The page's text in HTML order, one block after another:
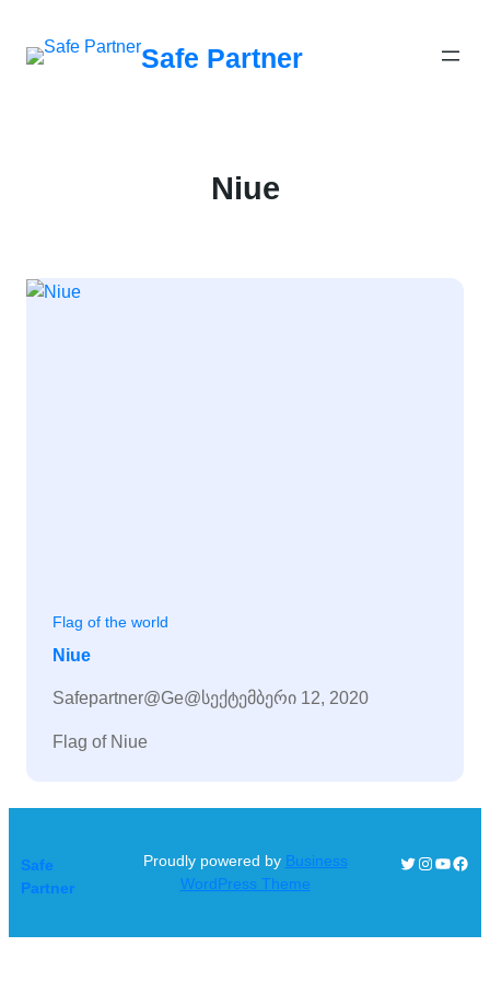
გადასვლა
Safe Partner
Niue
Flag of the world
Niue
Safepartner@ge@სექტემბერი 12, 2020
Flag of Niue
Safe
Partner
Proudly powered by Business
WordPress Theme
Twitter